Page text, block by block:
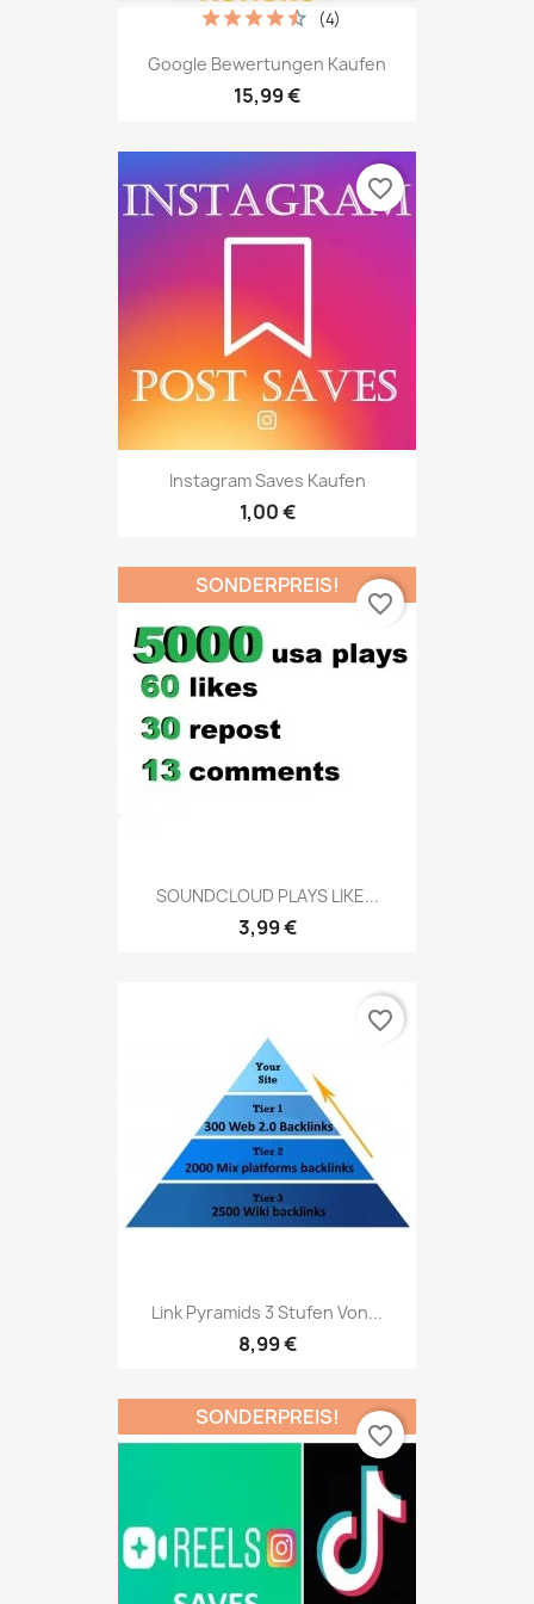
Google Bewertungen Kaufen
15,99 €
(4)
Instagram Saves Kaufen
1,00 €
favorite_border
SOUNDCLOUD PLAYS LIKE...
3,99 €
SONDERPREIS!
favorite_border
Link Pyramids 3 Stufen Von...
8,99 €
favorite_border
SONDERPREIS!
favorite_border